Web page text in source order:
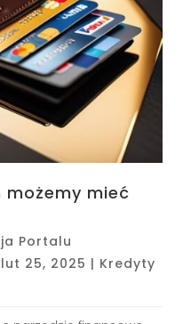
mieć
Portalu
lut 25, 2025 | Kredyty